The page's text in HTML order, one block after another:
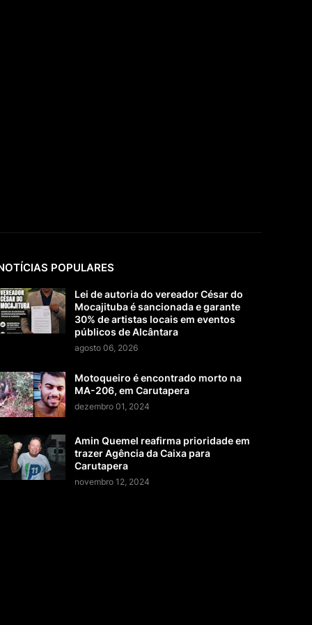
POPULARES
Lei de autoria do vereador César do
Mocajituba é sancionada e garante
30% de artistas locais em eventos
públicos de Alcântara
agosto 06, 2026
Motoqueiro é encontrado morto na
MA-206, em Carutapera
dezembro 01, 2024
Amin Quemel reafirma prioridade em
trazer Agência da Caixa para
Carutapera
novembro 12, 2024